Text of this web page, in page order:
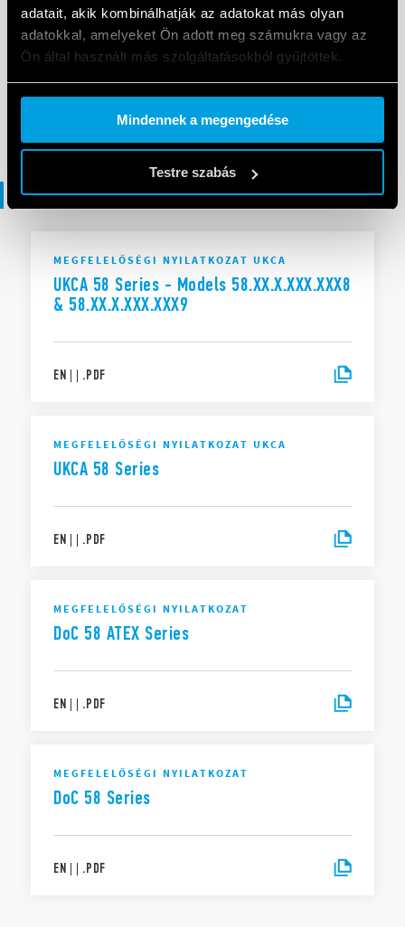
adatait, akik kombinálhatják az adatokat más olyan
adatokkal, amelyeket Ön adott meg számukra vagy az
Ön által használt más szolgáltatásokból gyűjtöttek.
Cookie policy.
Mindennek a megengedése
Testre szabás
KATALÓGUSOK
IECEx - ATEX - HazLoc Catalogue
PDF
Megfelelőségi nyilatkozat
MEGFELELŐSÉGI NYILATKOZAT UKCA
UKCA 58 Series - Models 58.XX.X.XXX.XXX8
& 58.XX.X.XXX.XXX9
EN | | .PDF
MEGFELELŐSÉGI NYILATKOZAT UKCA
UKCA 58 Series
EN | | .PDF
MEGFELELŐSÉGI NYILATKOZAT
DoC 58 ATEX Series
EN | | .PDF
MEGFELELŐSÉGI NYILATKOZAT
DoC 58 Series
EN | | .PDF